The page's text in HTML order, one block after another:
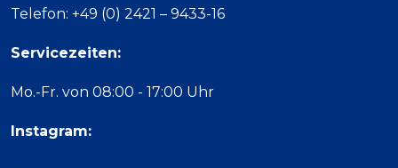
Telefon: +49 (0) 2421 – 9433-16
Servicezeiten:
Mo.-Fr. von 08:00 - 17:00 Uhr
Instagram: